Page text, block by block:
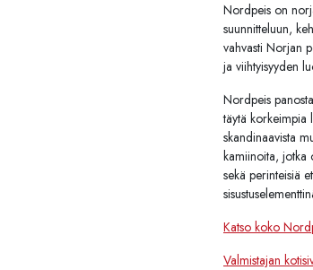
Nordpeis on
suunnitteluun,
vahvasti Norjan
ja viihtyisyyden
Nordpeis
täytä korkeimpia
skandinaavista
kamiinoita, jotka
sekä perinteisiä
Katso koko
Valmistajan